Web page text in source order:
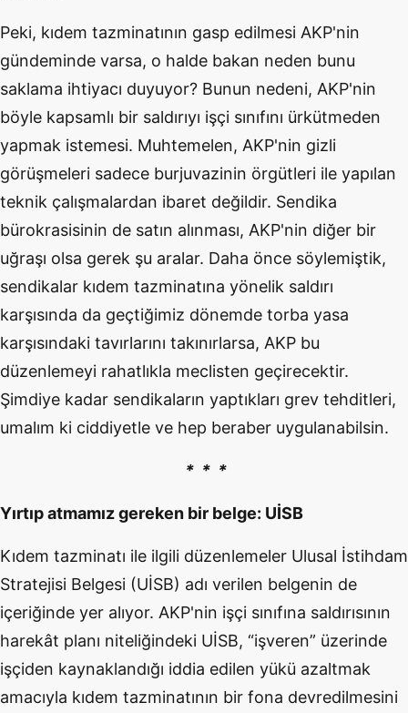
Peki, kıdem tazminatının gasp edilmesi AKP'nin
gündeminde varsa, o halde bakan neden bunu
saklama ihtiyacı duyuyor? Bunun nedeni, AKP'nin
böyle kapsamlı bir saldırıyı işçi sınıfını ürkütmeden
yapmak istemesi. Muhtemelen, AKP'nin gizli
görüşmeleri sadece burjuvazinin örgütleri ile yapılan
teknik çalışmalardan ibaret değildir. Sendika
bürokrasisinin de satın alınması, AKP'nin diğer bir
uğraşı olsa gerek şu aralar. Daha önce söylemiştik,
sendikalar kıdem tazminatına yönelik saldırı
karşısında da geçtiğimiz dönemde torba yasa
karşısındaki tavırlarını takınırlarsa, AKP bu
düzenlemeyi rahatlıkla meclisten geçirecektir.
Şimdiye kadar sendikaların yaptıkları grev tehditleri,
umalım ki ciddiyetle ve hep beraber uygulanabilsin.
* * *
Yırtıp atmamız gereken bir belge: UİSB
Kıdem tazminatı ile ilgili düzenlemeler Ulusal İstihdam
Stratejisi Belgesi (UİSB) adı verilen belgenin de
içeriğinde yer alıyor. AKP'nin işçi sınıfına saldırısının
harekât planı niteliğindeki UİSB, “işveren” üzerinde
işçiden kaynaklandığı iddia edilen yükü azaltmak
amacıyla kıdem tazminatının bir fona devredilmesini